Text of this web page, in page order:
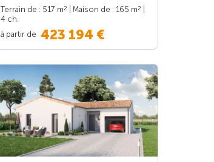
Terrain de : 517 m2 | Maison de : 165 m2
4 ch.
à partir de 423 194 €